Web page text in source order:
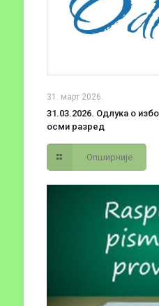
31. март 2026.
31.03.2026. Одлука о
осми разред
Опширније